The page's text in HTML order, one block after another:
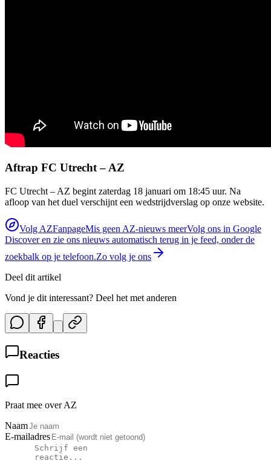
Aftrap FC Utrecht – AZ
FC Utrecht – AZ begint zaterdag 18 januari om 18:45 uur. Na
afloop van het duel verschijnt een wedstrijdverslag op onze website.
Volg AZFanpageMis geen AZ-nieuws meerVolg ons in Google
Discover en zie ons nieuws automatisch terug in je feed, onder de
zoekbalk op je telefoon.Zo volg je ons
Deel dit artikel
Vond je dit interessant? Deel het met anderen
Reacties
Praat mee over AZ
Naam
E-mailadres